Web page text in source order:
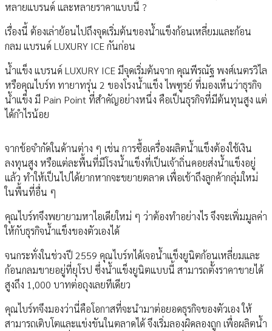
หลายแบรนด์ และหลายราคาแบบนี้ ?
เรื่องนี้ ต้องเล่าย้อนไปถึงจุดเริ่มต้นของน้ำแข็งก้อนเหลี่ยมและก้อน
กลม แบรนด์ LUXURY ICE กันก่อน
น้ำแข็ง แบรนด์ LUXURY ICE มีจุดเริ่มต้นจาก คุณพีรณัฐ พงศ์เนตรวิไล
หรือคุณไบร์ท ทายาทรุ่น 2 ของโรงน้ำแข็ง ไพฑูรย์ ที่มองเห็นว่าธุรกิจ
น้ำแข็ง มี Pain Point ที่สำคัญอย่างหนึ่ง คือเป็นธุรกิจที่มีต้นทุนสูง แต่
ได้กำไรน้อย
จากข้อจำกัดในด้านต่าง ๆ เช่น การซื้อเครื่องผลิตน้ำแข็งต้องใช้เงิน
ลงทุนสูง หรือแต่ละพื้นที่มีโรงน้ำแข็งที่เป็นเจ้าถิ่นคอยส่งน้ำแข็งอยู่
แล้ว ทำให้เป็นไปได้ยากหากจะขยายตลาด เพื่อเข้าถึงลูกค้ากลุ่มใหม่
ในพื้นที่อื่น ๆ
คุณไบร์ทจึงพยายามหาไอเดียใหม่ ๆ ว่าต้องทำอย่างไร จึงจะเพิ่มมูลค่า
ให้กับธุรกิจน้ำแข็งของตัวเองได้
จนกระทั่งในช่วงปี 2559 คุณไบร์ทได้เจอน้ำแข็งยูนิตก้อนเหลี่ยมและ
ก้อนกลมขายอยู่ที่ยุโรป ซึ่งน้ำแข็งยูนิตแบบนี้ สามารถตั้งราคาขายได้
สูงถึง 1,000 บาทต่อถุงเลยทีเดียว
คุณไบร์ทจึงมองว่านี่คือโอกาสที่จะนำมาต่อยอดธุรกิจของตัวเอง ให้
สามารถเติบโตและแข่งขันในตลาดได้ จึงเริ่มลองผิดลองถูก เพื่อผลิตน้ำ